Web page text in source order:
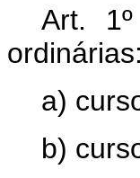
Art.
ordinárias:
a)
b)